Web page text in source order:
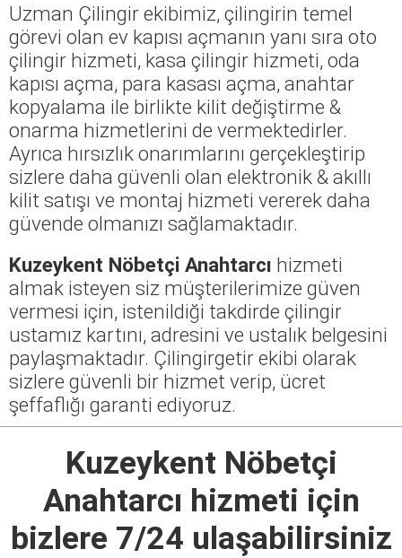
Uzman Çilingir ekibimiz, çilingirin temel
görevi olan ev kapısı açmanın yanı sıra oto
çilingir hizmeti, kasa çilingir hizmeti, oda
kapısı açma, para kasası açma, anahtar
kopyalama ile birlikte kilit değiştirme &
onarma hizmetlerini de vermektedirler.
Ayrıca hırsızlık onarımlarını gerçekleştirip
sizlere daha güvenli olan elektronik & akıllı
kilit satışı ve montaj hizmeti vererek daha
güvende olmanızı sağlamaktadır.
Kuzeykent Nöbetçi Anahtarcı hizmeti
almak isteyen siz müşterilerimize güven
vermesi için, istenildiği takdirde çilingir
ustamız kartını, adresini ve ustalık belgesini
paylaşmaktadır. Çilingirgetir ekibi olarak
sizlere güvenli bir hizmet verip, ücret
şeffaflığı garanti ediyoruz.
Kuzeykent Nöbetçi
Anahtarcı hizmeti için
bizlere 7/24 ulaşabilirsiniz